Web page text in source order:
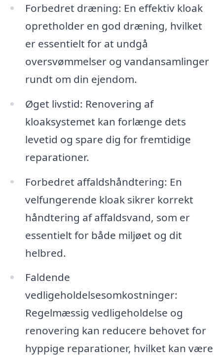
Forbedret dræning: En effektiv kloak
opretholder en god dræning, hvilket
er essentielt for at undgå
oversvømmelser og vandansamlinger
rundt om din ejendom.
Øget livstid: Renovering af
kloaksystemet kan forlænge dets
levetid og spare dig for fremtidige
reparationer.
Forbedret affaldshåndtering: En
velfungerende kloak sikrer korrekt
håndtering af affaldsvand, som er
essentielt for både miljøet og dit
helbred.
Faldende
vedligeholdelsesomkostninger:
Regelmæssig vedligeholdelse og
renovering kan reducere behovet for
hyppige reparationer, hvilket kan være